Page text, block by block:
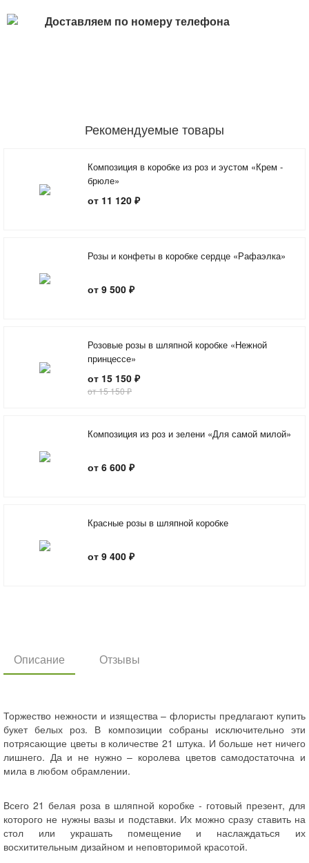
Доставляем по номеру телефона
Рекомендуемые товары
Композиция в коробке из роз и эустом «Крем -
брюле»
от 11 120 ₽
Розы и конфеты в коробке сердце «Рафаэлка»
от 9 500 ₽
Розовые розы в шляпной коробке «Нежной
принцессе»
от 15 150 ₽
от 15 150 ₽
Композиция из роз и зелени «Для самой милой»
от 6 600 ₽
Красные розы в шляпной коробке
от 9 400 ₽
Описание Отзывы
Торжество нежности и изящества – флористы предлагают купить
букет белых роз. В композиции собраны исключительно эти
потрясающие цветы в количестве 21 штука. И больше нет ничего
лишнего. Да и не нужно – королева цветов самодостаточна и
мила в любом обрамлении.
Всего 21 белая роза в шляпной коробке - готовый презент, для
которого не нужны вазы и подставки. Их можно сразу ставить на
стол или украшать помещение и наслаждаться их
восхитительным дизайном и неповторимой красотой.